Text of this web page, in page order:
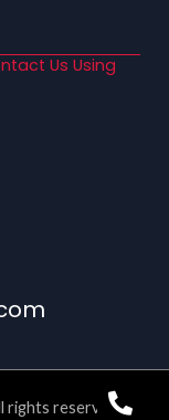
Us Using
rights reserved.